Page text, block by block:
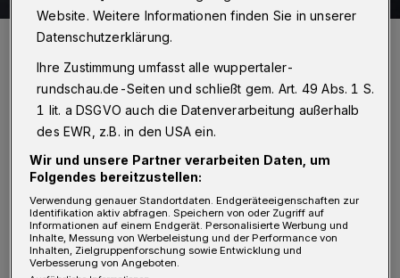
Roderich Trapp.
Von Roderich Trapp
B ei manchen einfachen Dingen des
täglichen Lebens könnte man ja echt ein
Website. Weitere Informationen finden Sie in unserer
Datenschutzerklärung.
Ihre Zustimmung umfasst alle wuppertaler-
rundschau.de-Seiten und schließt gem. Art. 49 Abs. 1 S.
1 lit. a DSGVO auch die Datenverarbeitung außerhalb
des EWR, z.B. in den USA ein.
Wir und unsere Partner verarbeiten Daten, um
Folgendes bereitzustellen:
Verwendung genauer Standortdaten. Endgeräteeigenschaften zur
Identifikation aktiv abfragen. Speichern von oder Zugriff auf
Informationen auf einem Endgerät. Personalisierte Werbung und
Inhalte, Messung von Werbeleistung und der Performance von
Inhalten, Zielgruppenforschung sowie Entwicklung und
Verbesserung von Angeboten.